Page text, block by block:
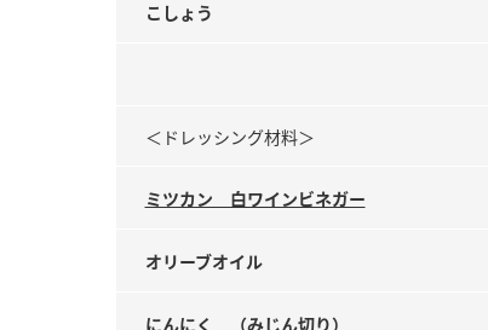
こしょう
＜ドレッシング材料＞
ミツカン 白ワインビネガー
オリーブオイル
にんにく （みじん切り）